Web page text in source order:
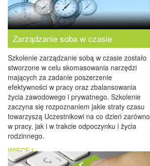
Zarządzanie soba w czasie
Szkolenie zarządzanie sobą w czasie zostało
stworzone w celu skomasowania narzędzi
mających za zadanie poszerzenie
efektywności w pracy oraz zbalansowania
życia zawodowego i prywatnego. Szkolenie
zaczyna się rozpoznaniem jakie straty czasu
towarzyszą Uczestnikowi na co dzień zarówno
w pracy, jak i w trakcie odpoczynku i życia
rodzinnego.
WIĘCEJ >